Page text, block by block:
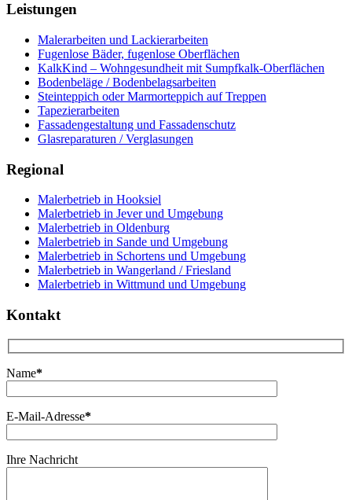
Leistungen
Malerarbeiten und Lackierarbeiten
Fugenlose Bäder, fugenlose Oberflächen
KalkKind – Wohngesundheit mit Sumpfkalk-Oberflächen
Bodenbeläge / Bodenbelagsarbeiten
Steinteppich oder Marmorteppich auf Treppen
Tapezierarbeiten
Fassadengestaltung und Fassadenschutz
Glasreparaturen / Verglasungen
Regional
Malerbetrieb in Hooksiel
Malerbetrieb in Jever und Umgebung
Malerbetrieb in Oldenburg
Malerbetrieb in Sande und Umgebung
Malerbetrieb in Schortens und Umgebung
Malerbetrieb in Wangerland / Friesland
Malerbetrieb in Wittmund und Umgebung
Kontakt
Name*
E-Mail-Adresse*
Ihre Nachricht